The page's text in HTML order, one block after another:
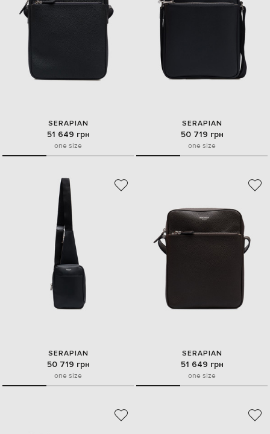
SERAPIAN
51 649 грн
one size
SERAPIAN
50 719 грн
one size
SERAPIAN
50 719 грн
one size
SERAPIAN
51 649 грн
one size